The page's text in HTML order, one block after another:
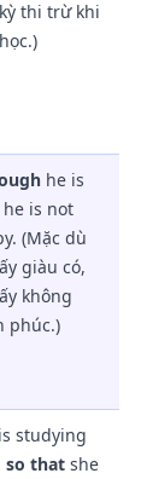
thi trừ khi
he is
is not
(Mặc dù
giàu có,
không
phúc.)
studying
so that she